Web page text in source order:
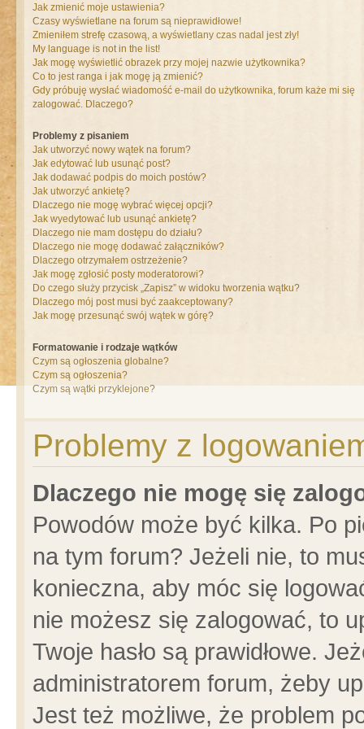
Jak zmienić moje ustawienia?
Czasy wyświetlane na forum są nieprawidłowe!
Zmieniłem strefę czasową, a wyświetlany czas nadal jest zły!
My language is not in the list!
Jak mogę wyświetlić obrazek przy mojej nazwie użytkownika?
Co to jest ranga i jak mogę ją zmienić?
Gdy próbuję wysłać wiadomość e-mail do użytkownika, forum każe mi się
zalogować. Dlaczego?
Problemy z pisaniem
Jak utworzyć nowy wątek na forum?
Jak edytować lub usunąć post?
Jak dodawać podpis do moich postów?
Jak utworzyć ankietę?
Dlaczego nie mogę wybrać więcej opcji?
Jak wyedytować lub usunąć ankietę?
Dlaczego nie mam dostępu do działu?
Dlaczego nie mogę dodawać załączników?
Dlaczego otrzymałem ostrzeżenie?
Jak mogę zgłosić posty moderatorowi?
Do czego służy przycisk „Zapisz” w widoku tworzenia wątku?
Dlaczego mój post musi być zaakceptowany?
Jak mogę przesunąć swój wątek w górę?
Formatowanie i rodzaje wątków
Czym są ogłoszenia globalne?
Czym są ogłoszenia?
Czym są wątki przyklejone?
Problemy z
Dlaczego nie mogę się
Powodów może być kilka. Po
na tym forum? Jeżeli nie, to
konieczna, aby móc się
nie możesz się zalogować, to
Twoje hasło są prawidłowe.
administratorem forum, żeby
Jest też możliwe, że problem